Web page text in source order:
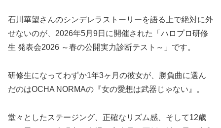
石川華望さんのシンデレラストーリーを語る上で絶対に外
せないのが、2026年5月9日に開催された「ハロプロ研修
生 発表会2026 ～春の公開実力診断テスト～」です。
研修生になってわずか1年3ヶ月の彼女が、勝負曲に選ん
だのはOCHA NORMAの『女の愛想は武器じゃない』。
堂々としたステージング、正確なリズム感、そして12歳